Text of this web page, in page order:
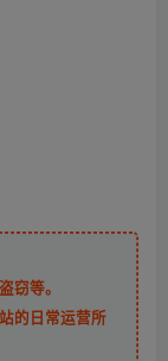
换【后台生
秘药
碎
窃等。
的日常运营所